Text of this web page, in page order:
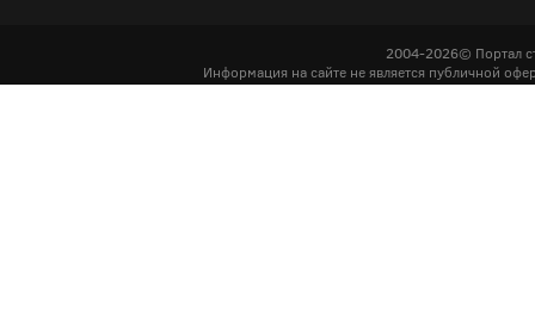
2004-2026© Портал
Информация на сайте не является публичной